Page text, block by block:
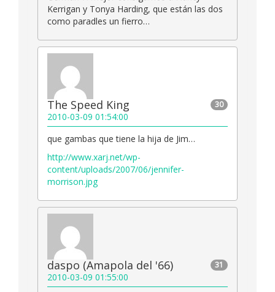
Kerrigan y Tonya Harding, que están las dos
como paradles un fierro…
30
The Speed King
2010-03-09 01:54:00
que gambas que tiene la hija de Jim…
http://www.xarj.net/wp-
content/uploads/2007/06/jennifer-
morrison.jpg
31
daspo (Amapola del '66)
2010-03-09 01:55:00